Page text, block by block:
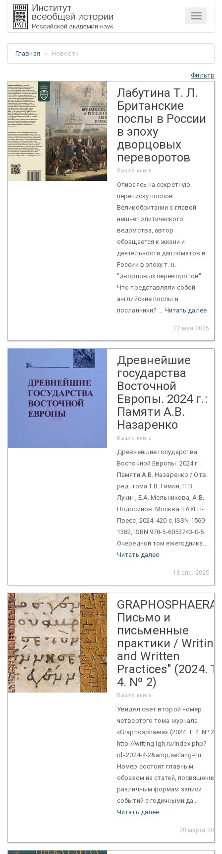
Меню
Главная Новости
Фильтр
Лабутина Т. Л.
Британские
послы в России
в эпоху
дворцовых
переворотов
Вышла книга
Опираясь на секретную
переписку послов
Великобритании с главой
нешнеполитического
ведомства, автор
обращается к жизни и
деятельности дипломатов в
России в эпоху т. н.
"дворцовых переворотов".
Что представляли собой
английские послы и
посланники? ... Читать далее
22 мая 2025
Древнейшие
государства
Восточной
Европы. 2024 г.:
Памяти А.В.
Назаренко
Вышла книга
Древнейшие государства
Восточной Европы. 2024 г.:
Памяти А.В. Назаренко / Отв.
ред. тома Т.В. Гимон, П.В.
Лукин, Е.А. Мельникова, А.В.
Подосинов. Москва: ГАУГН-
Пресс, 2024. 420 с. ISSN 1560-
1382, ISBN 978-5-6053743-0-5
Очередной том ежегодника...
Читать далее
18 апр. 2025
GRAPHOSPHAERA:
Письмо и
письменные
практики / Writing
and Written
Practices" (2024. T.
4. Nº 2)
Вышла книга
Увидел свет второй номер
четвертого тома журнала
«Graphosphaera» (2024. T. 4. Nº 2):
http://writing.igh.ru/index.php?
id=2024-4-2&amp;setlang=ru
Номер состоит главным
образом из статей, посвященных
различным формам записи
событий с годичными да...
Читать далее
30 марта 2025